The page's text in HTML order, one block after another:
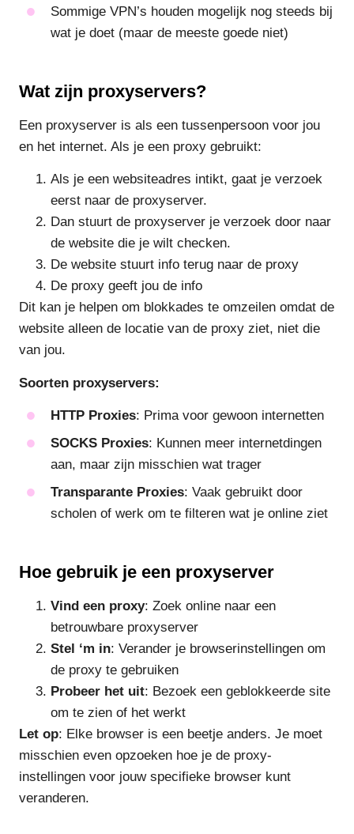
Sommige VPN’s houden mogelijk nog steeds bij
wat je doet (maar de meeste goede niet)
Wat zijn proxyservers?
Een proxyserver is als een tussenpersoon voor jou
en het internet. Als je een proxy gebruikt:
Als je een websiteadres intikt, gaat je verzoek
eerst naar de proxyserver.
Dan stuurt de proxyserver je verzoek door naar
de website die je wilt checken.
De website stuurt info terug naar de proxy
De proxy geeft jou de info
Dit kan je helpen om blokkades te omzeilen omdat de
website alleen de locatie van de proxy ziet, niet die
van jou.
Soorten proxyservers:
HTTP Proxies: Prima voor gewoon internetten
SOCKS Proxies: Kunnen meer internetdingen
aan, maar zijn misschien wat trager
Transparante Proxies: Vaak gebruikt door
scholen of werk om te filteren wat je online ziet
Hoe gebruik je een proxyserver
Vind een proxy: Zoek online naar een
betrouwbare proxyserver
Stel ‘m in: Verander je browserinstellingen om
de proxy te gebruiken
Probeer het uit: Bezoek een geblokkeerde site
om te zien of het werkt
Let op: Elke browser is een beetje anders. Je moet
misschien even opzoeken hoe je de proxy-
instellingen voor jouw specifieke browser kunt
veranderen.